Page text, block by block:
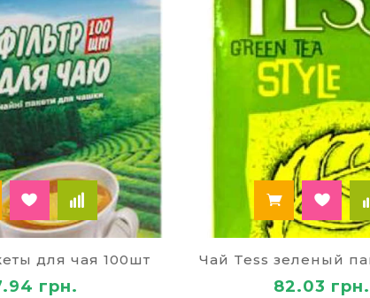
напитка даёт организму всего 2 калории.
рибофлавин, антиоксиданты,
чай недорого в интернет-магазине? Он
позитивно влияет на память, поддерживает
нужно выпивать не менее 5-ти чашек в
развитие раковых симптомов в органах
прочность хрящей и суставов.
в интернет магазине товаров для
чай в интернет-магазине товаров для
стоимости.
для чая 100шт
грн.
Чай Tess зеленый
82.03 грн.